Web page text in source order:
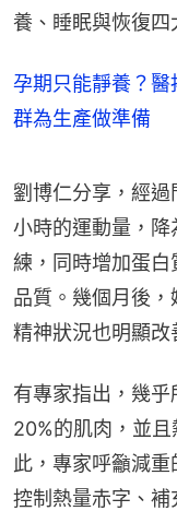
養、睡眠與恢復四
孕期只能靜養？
群為生產做準備
劉博仁分享，經
小時的運動量，降
練，同時增加蛋
品質。幾個月後，
精神狀況也明顯改
有專家指出，幾
20%的肌肉，並
此，專家呼籲減
控制熱量赤字、